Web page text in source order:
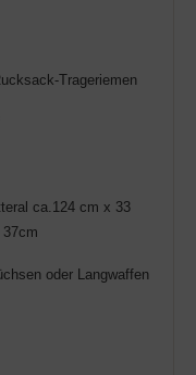
Trageriemen
ca.124 cm x 33
oder Langwaffen